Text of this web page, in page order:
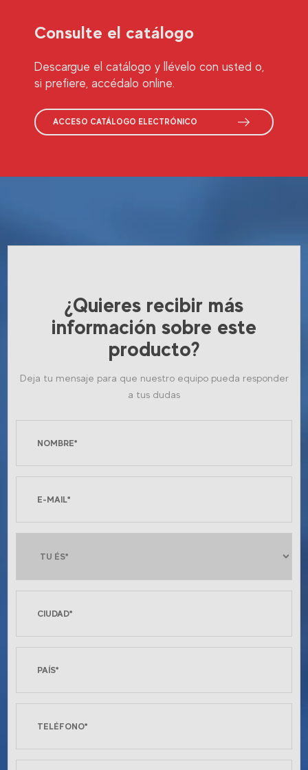
Consulte el catálogo
Descargue el catálogo y llévelo con usted o,
si prefiere, accédalo online.
ACCESO CATÁLOGO ELECTRÓNICO
¿Quieres recibir más
información sobre este
producto?
Deja tu mensaje para que nuestro equipo pueda responder
a tus dudas